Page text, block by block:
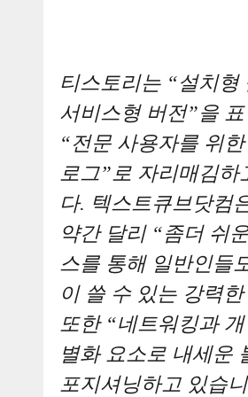
티스토리는 “설치형
서비스형 버전”을
“전문 사용자를 위
로그”로 자리매김하
다. 텍스트큐브닷컴
약간 달리 “좀더 쉬
스를 통해 일반인들
이 쓸 수 있는 강력
또한 “네트워킹과
별화 요소로 내세운
포지셔닝하고 있습